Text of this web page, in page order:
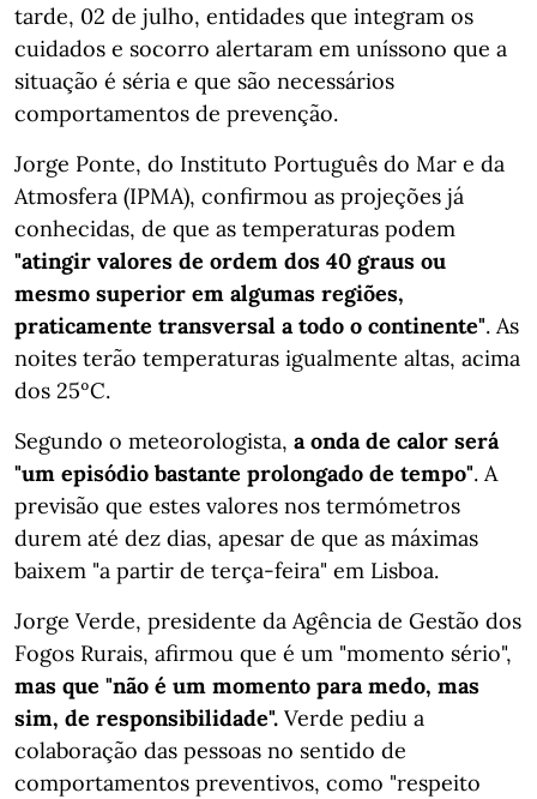
tarde, 02 de julho, entidades que integram os
cuidados e socorro alertaram em uníssono que a
situação é séria e que são necessários
comportamentos de prevenção.
Jorge Ponte, do Instituto Português do Mar e da
Atmosfera (IPMA), confirmou as projeções já
conhecidas, de que as temperaturas podem
"atingir valores de ordem dos 40 graus ou
mesmo superior em algumas regiões,
praticamente transversal a todo o continente". As
noites terão temperaturas igualmente altas, acima
dos 25ºC.
Segundo o meteorologista, a onda de calor será
"um episódio bastante prolongado de tempo". A
previsão que estes valores nos termómetros
durem até dez dias, apesar de que as máximas
baixem "a partir de terça-feira" em Lisboa.
Jorge Verde, presidente da Agência de Gestão dos
Fogos Rurais, afirmou que é um "momento sério",
mas que "não é um momento para medo, mas
sim, de responsibilidade". Verde pediu a
colaboração das pessoas no sentido de
comportamentos preventivos, como "respeito